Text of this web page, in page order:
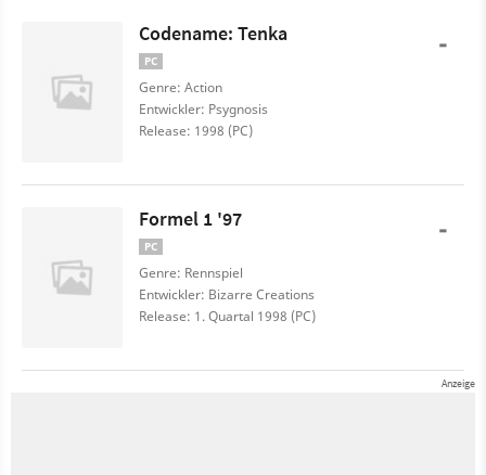
Codename: Tenka
PC
Genre: Action
Entwickler: Psygnosis
Release: 1998 (PC)
-
Formel 1 '97
PC
Genre: Rennspiel
Entwickler: Bizarre Creations
Release: 1. Quartal 1998 (PC)
-